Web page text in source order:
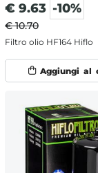
€ 9.63 -10%
€ 10.70
Filtro olio HF164 Hiflo